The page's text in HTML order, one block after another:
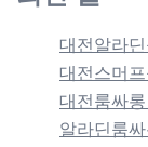
대전알라
대전스머
대전룸싸
알라딘룸